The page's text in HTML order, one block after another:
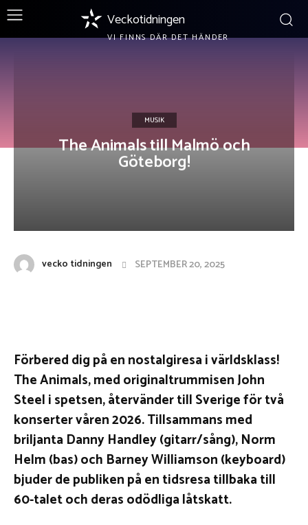
Veckotidningen
VI FINNS DÄR DET HÄNDER
MUSIK
The Animals till Malmö och
Göteborg!
vecko tidningen SEPTEMBER 20, 2025
Förbered dig på en nostalgiresa i världsklass!
The Animals, med originaltrummisen John
Steel i spetsen, återvänder till Sverige för två
konserter våren 2026. Tillsammans med
briljanta Danny Handley (gitarr/sång), Norm
Helm (bas) och Barney Williamson (keyboard)
bjuder de publiken på en tidsresa tillbaka till
60-talet och deras odödliga låtskatt.